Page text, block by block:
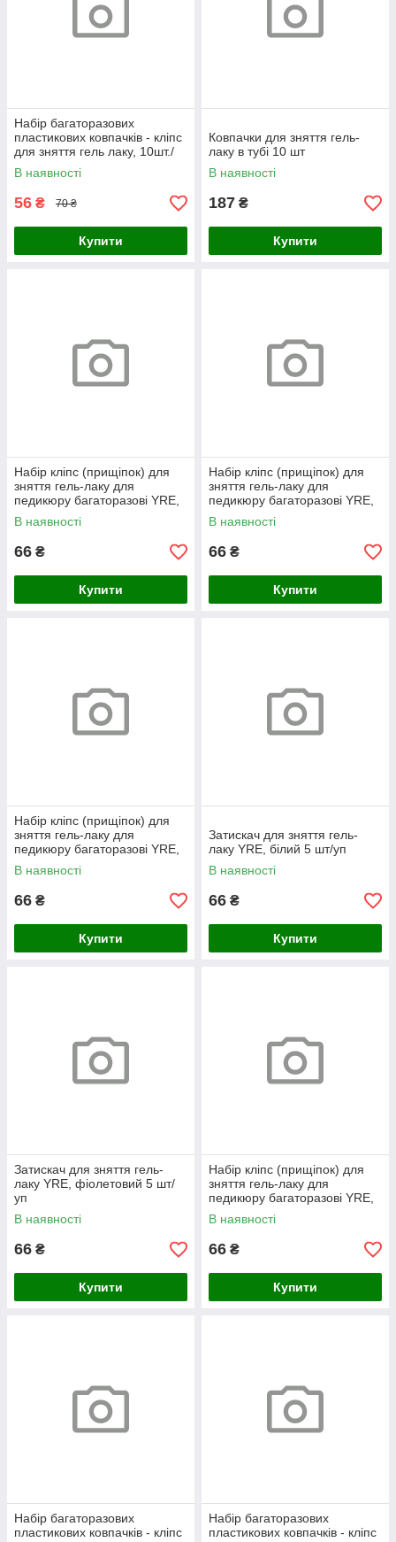
Набір багаторазових
пластикових ковпачків - кліпс
для зняття гель лаку, 10шт./
уп. Жовтий
В наявності
56 ₴ 70 ₴
Купити
Ковпачки для зняття гель-
лаку в тубі 10 шт
В наявності
187 ₴
Купити
Набір кліпс (прищіпок) для
зняття гель-лаку для
педикюру багаторазові YRE,
рожевий 5 шт/уп
В наявності
66 ₴
Купити
Набір кліпс (прищіпок) для
зняття гель-лаку для
педикюру багаторазові YRE,
помаранчевий 5 шт/уп
В наявності
66 ₴
Купити
Набір кліпс (прищіпок) для
зняття гель-лаку для
педикюру багаторазові YRE,
фіолетовий 5 шт/уп
В наявності
66 ₴
Купити
Затискач для зняття гель-
лаку YRE, білий 5 шт/уп
В наявності
66 ₴
Купити
Затискач для зняття гель-
лаку YRE, фіолетовий 5 шт/
уп
В наявності
66 ₴
Купити
Набір кліпс (прищіпок) для
зняття гель-лаку для
педикюру багаторазові YRE,
золотий 5 шт/уп
В наявності
66 ₴
Купити
Набір багаторазових
пластикових ковпачків - кліпс
Набір багаторазових
пластикових ковпачків - кліпс